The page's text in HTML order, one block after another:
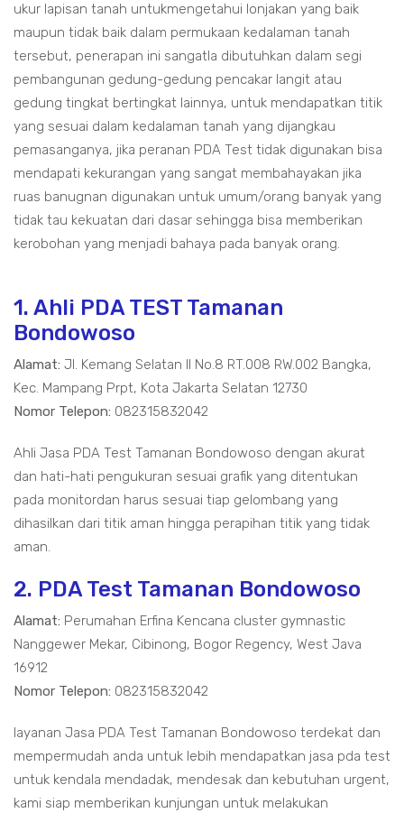
ukur lapisan tanah untukmengetahui lonjakan yang baik
maupun tidak baik dalam permukaan kedalaman tanah
tersebut, penerapan ini sangatla dibutuhkan dalam segi
pembangunan gedung-gedung pencakar langit atau
gedung tingkat bertingkat lainnya, untuk mendapatkan titik
yang sesuai dalam kedalaman tanah yang dijangkau
pemasanganya, jika peranan PDA Test tidak digunakan bisa
mendapati kekurangan yang sangat membahayakan jika
ruas banugnan digunakan untuk umum/orang banyak yang
tidak tau kekuatan dari dasar sehingga bisa memberikan
kerobohan yang menjadi bahaya pada banyak orang.
1. Ahli PDA TEST Tamanan
Bondowoso
Alamat: Jl. Kemang Selatan II No.8 RT.008 RW.002 Bangka,
Kec. Mampang Prpt, Kota Jakarta Selatan 12730
Nomor Telepon: 082315832042
Ahli Jasa PDA Test Tamanan Bondowoso dengan akurat
dan hati-hati pengukuran sesuai grafik yang ditentukan
pada monitordan harus sesuai tiap gelombang yang
dihasilkan dari titik aman hingga perapihan titik yang tidak
aman.
2. PDA Test Tamanan Bondowoso
Alamat: Perumahan Erfina Kencana cluster gymnastic
Nanggewer Mekar, Cibinong, Bogor Regency, West Java
16912
Nomor Telepon: 082315832042
layanan Jasa PDA Test Tamanan Bondowoso terdekat dan
mempermudah anda untuk lebih mendapatkan jasa pda test
untuk kendala mendadak, mendesak dan kebutuhan urgent,
kami siap memberikan kunjungan untuk melakukan